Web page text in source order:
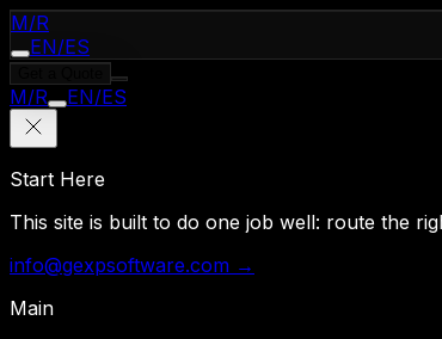
M/R
EN/ES
M/R EN/ES
Start Here
This site is built to do one job well: route the
info@gexpsoftware.com →
Main